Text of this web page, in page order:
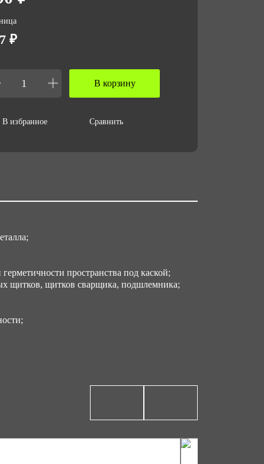
ед,кг
₽
В корзину
В избранное Сравнить
пространства под каской;
щитков, щитков сварщика, подшлемника;